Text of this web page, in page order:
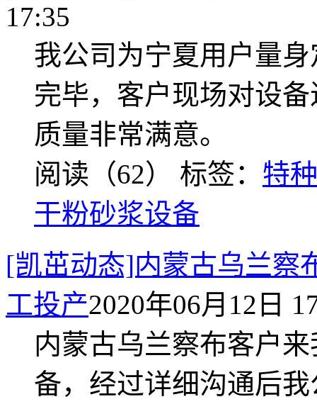
17:35
我公司为宁夏用户量
完毕，客户现场对设
质量非常满意。
阅读（62） 标签： 特
干粉砂浆设备
[凯茁动态]内蒙古乌兰察
工投产2020年06月12日
内蒙古乌兰察布客户
备，经过详细沟通后